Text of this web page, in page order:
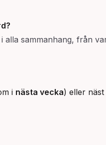
sammanhang, från
i nästa vecka) eller